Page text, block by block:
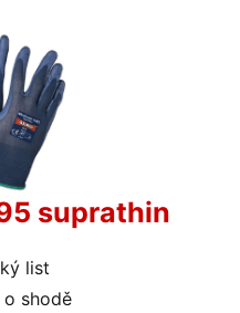
suprathin
list
o shodě